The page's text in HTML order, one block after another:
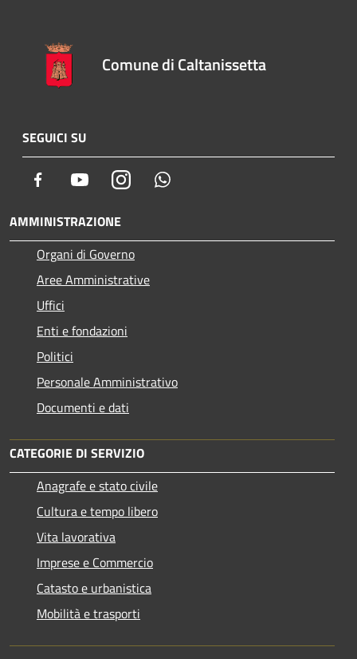
Comune di Caltanissetta
SEGUICI SU
Facebook YoutubeInstagram
AMMINISTRAZIONE
Organi di Governo
Aree Amministrative
Uffici
Enti e fondazioni
Politici
Personale Amministrativo
Documenti e dati
CATEGORIE DI SERVIZIO
Anagrafe e stato civile
Cultura e tempo libero
Vita lavorativa
Imprese e Commercio
Catasto e urbanistica
Mobilità e trasporti